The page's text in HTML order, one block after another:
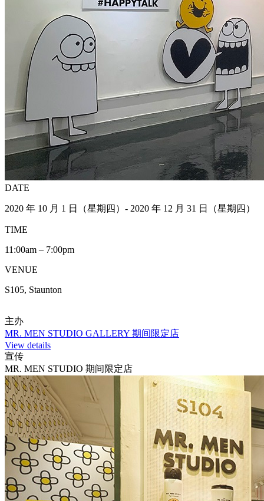
DATE
2020 年 10 月 1 日（星期四）- 2020 年 12 月 31 日（星期四）
TIME
11:00am – 7:00pm
VENUE
S105, Staunton
主办
MR. MEN STUDIO GALLERY 期间限定店
View details
宣传
MR. MEN STUDIO 期间限定店